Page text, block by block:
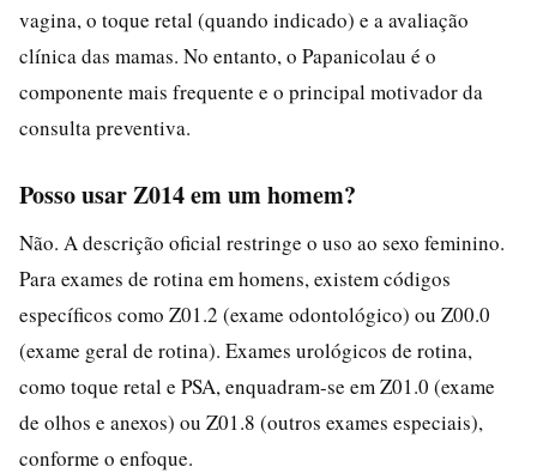
vagina, o toque retal (quando indicado) e a avaliação
clínica das mamas. No entanto, o Papanicolau é o
componente mais frequente e o principal motivador da
consulta preventiva.
Posso usar Z014 em um homem?
Não. A descrição oficial restringe o uso ao sexo feminino.
Para exames de rotina em homens, existem códigos
específicos como Z01.2 (exame odontológico) ou Z00.0
(exame geral de rotina). Exames urológicos de rotina,
como toque retal e PSA, enquadram-se em Z01.0 (exame
de olhos e anexos) ou Z01.8 (outros exames especiais),
conforme o enfoque.